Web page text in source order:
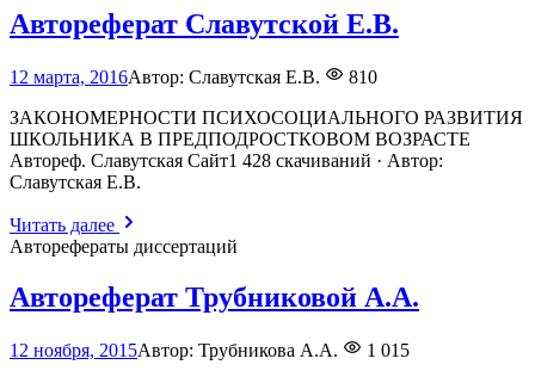
Автореферат Славутской Е.В.
12 марта, 201618
2026
Автор: Славутская Е.В.
810
ЗАКОНОМЕРНОСТИ ПСИХОСОЦИАЛЬНОГО РАЗВИТИЯ
ШКОЛЬНИКА В ПРЕДПОДРОСТКОВОМ ВОЗРАСТЕ
Автореф. Славутская Сайт1 428 скачиваний · Автор:
Славутская Е.В.
Читать далее
Авторефераты диссертаций
Автореферат Трубниковой А.А.
12 ноября, 201518
Автор: Трубникова А.А.
1 015